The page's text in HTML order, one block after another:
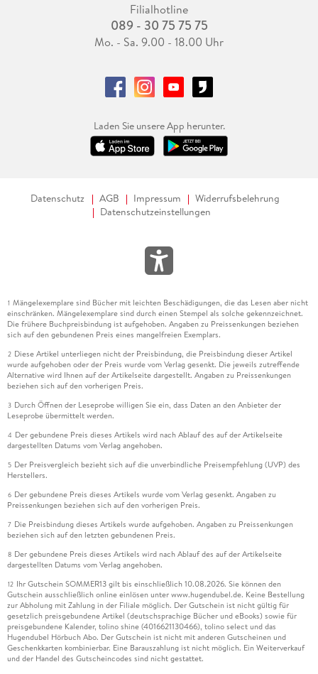
Filialhotline
089 - 30 75 75 75
Mo. - Sa. 9.00 - 18.00 Uhr
Laden Sie unsere App herunter.
Datenschutz AGB Impressum
Widerrufsbelehrung
Datenschutzeinstellungen
1 Mängelexemplare sind Bücher mit leichten Beschädigungen, die das Lesen aber nicht
einschränken. Mängelexemplare sind durch einen Stempel als solche gekennzeichnet.
Die frühere Buchpreisbindung ist aufgehoben. Angaben zu Preissenkungen beziehen
sich auf den gebundenen Preis eines mangelfreien Exemplars.
2 Diese Artikel unterliegen nicht der Preisbindung, die Preisbindung dieser Artikel
wurde aufgehoben oder der Preis wurde vom Verlag gesenkt. Die jeweils zutreffende
Alternative wird Ihnen auf der Artikelseite dargestellt. Angaben zu Preissenkungen
beziehen sich auf den vorherigen Preis.
3 Durch Öffnen der Leseprobe willigen Sie ein, dass Daten an den Anbieter der
Leseprobe übermittelt werden.
4 Der gebundene Preis dieses Artikels wird nach Ablauf des auf der Artikelseite
dargestellten Datums vom Verlag angehoben.
5 Der Preisvergleich bezieht sich auf die unverbindliche Preisempfehlung (UVP) des
Herstellers.
6 Der gebundene Preis dieses Artikels wurde vom Verlag gesenkt. Angaben zu
Preissenkungen beziehen sich auf den vorherigen Preis.
7 Die Preisbindung dieses Artikels wurde aufgehoben. Angaben zu Preissenkungen
beziehen sich auf den letzten gebundenen Preis.
8 Der gebundene Preis dieses Artikels wird nach Ablauf des auf der Artikelseite
dargestellten Datums vom Verlag angehoben.
12 Ihr Gutschein SOMMER13 gilt bis einschließlich 10.08.2026. Sie können den
Gutschein ausschließlich online einlösen unter www.hugendubel.de. Keine Bestellung
zur Abholung mit Zahlung in der Filiale möglich. Der Gutschein ist nicht gültig für
gesetzlich preisgebundene Artikel (deutschsprachige Bücher und eBooks) sowie für
preisgebundene Kalender, tolino shine (4016621130466), tolino select und das
Hugendubel Hörbuch Abo. Der Gutschein ist nicht mit anderen Gutscheinen und
Geschenkkarten kombinierbar. Eine Barauszahlung ist nicht möglich. Ein Weiterverkauf
und der Handel des Gutscheincodes sind nicht gestattet.